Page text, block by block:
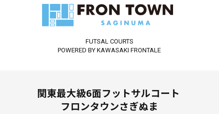
FUTSAL COURTS
POWERED BY KAWASAKI FRONTALE
関東最大級6面フットサルコート
フロンタウンさぎぬま